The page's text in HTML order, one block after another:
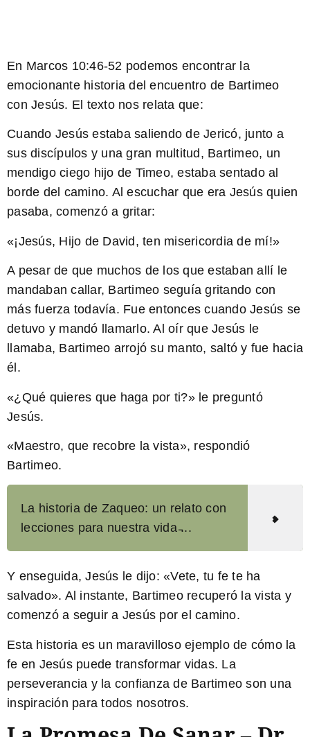
En Marcos 10:46-52 podemos encontrar la
emocionante historia del encuentro de Bartimeo
con Jesús. El texto nos relata que:
Cuando Jesús estaba saliendo de Jericó, junto a
sus discípulos y una gran multitud, Bartimeo, un
mendigo ciego hijo de Timeo, estaba sentado al
borde del camino. Al escuchar que era Jesús quien
pasaba, comenzó a gritar:
«¡Jesús, Hijo de David, ten misericordia de mí!»
A pesar de que muchos de los que estaban allí le
mandaban callar, Bartimeo seguía gritando con
más fuerza todavía. Fue entonces cuando Jesús se
detuvo y mandó llamarlo. Al oír que Jesús le
llamaba, Bartimeo arrojó su manto, saltó y fue hacia
él.
«¿Qué quieres que haga por ti?»le preguntó
Jesús.
«Maestro, que recobre la vista», respondió
Bartimeo.
La historia de Zaqueo: un relato con
lecciones para nuestra vida ̵...
Y enseguida, Jesús le dijo: «Vete, tu fe te ha
salvado». Al instante, Bartimeo recuperó la vista y
comenzó a seguir a Jesús por el camino.
Esta historia es un maravilloso ejemplo de cómo la
fe en Jesús puede transformar vidas. La
perseverancia y la confianza de Bartimeo son una
inspiración para todos nosotros.